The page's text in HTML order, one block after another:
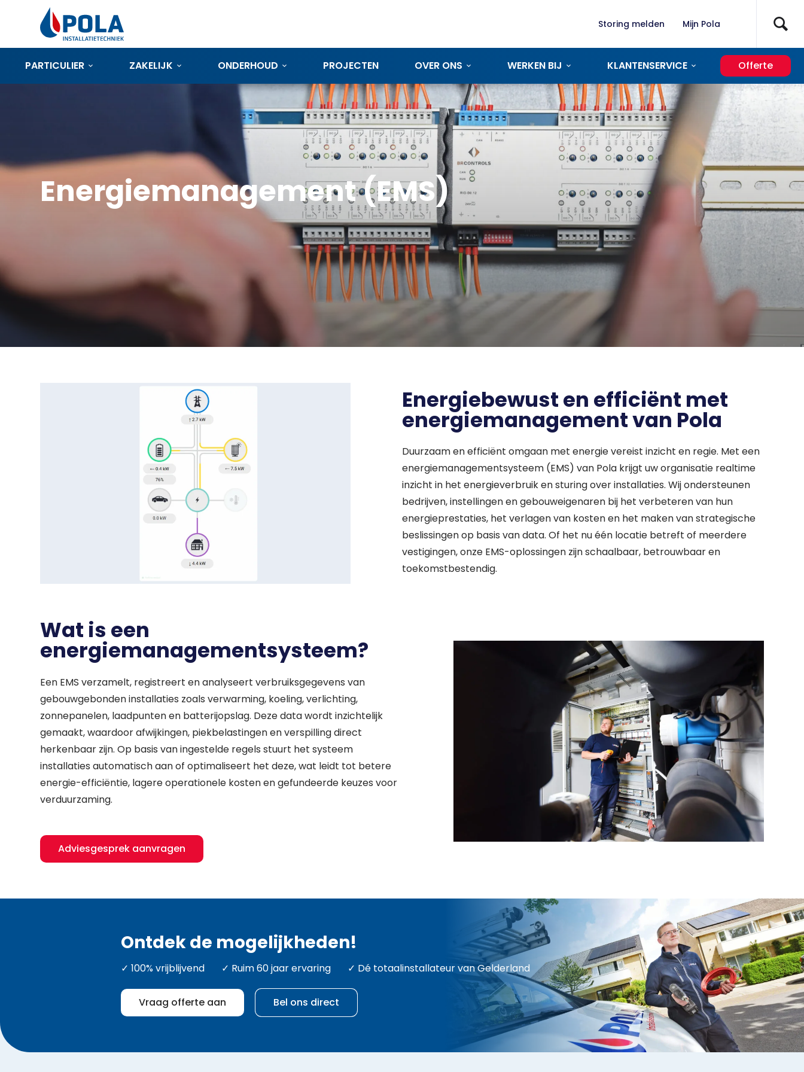
Storing melden Mijn Pola
PARTICULIER ZAKELIJK ONDERHOUD PROJECTEN OVER ONS WERKEN BIJ KLANTENSERVICE Offerte
Waar ben je naar op zoek?
Energiemanagement (EMS)
Energiebewust en efficiënt met
energiemanagement van Pola
Duurzaam en efficiënt omgaan met energie vereist inzicht en regie. Met een
energiemanagementsysteem (EMS) van Pola krijgt uw organisatie realtime
inzicht in het energieverbruik en sturing over installaties. Wij ondersteunen
bedrijven, instellingen en gebouweigenaren bij het verbeteren van hun
energieprestaties, het verlagen van kosten en het maken van strategische
beslissingen op basis van data. Of het nu één locatie betreft of meerdere
vestigingen, onze EMS-oplossingen zijn schaalbaar, betrouwbaar en
toekomstbestendig.
Wat is een
energiemanagementsysteem?
Een EMS verzamelt, registreert en analyseert verbruiksgegevens van
gebouwgebonden installaties zoals verwarming, koeling, verlichting,
zonnepanelen, laadpunten en batterijopslag. Deze data wordt inzichtelijk
gemaakt, waardoor afwijkingen, piekbelastingen en verspilling direct
herkenbaar zijn. Op basis van ingestelde regels stuurt het systeem
installaties automatisch aan of optimaliseert het deze, wat leidt tot betere
energie-efficiëntie, lagere operationele kosten en gefundeerde keuzes voor
verduurzaming.
Adviesgesprek aanvragen
Ontdek de mogelijkheden!
✓ 100% vrijblijvend ✓ Ruim 60 jaar ervaring ✓ Dé totaalinstallateur van Gelderland
Vraag offerte aan Bel ons direct